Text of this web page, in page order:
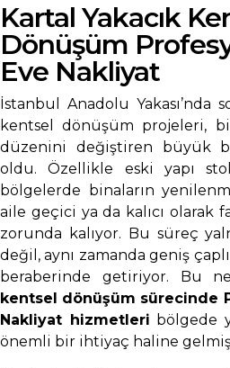
Kartal Yakacık
Dönüşüm
Eve Nakliyat
İstanbul Anadolu Yakası’nda
kentsel dönüşüm projeleri,
düzenini değiştiren büyük
oldu. Özellikle eski yapı
bölgelerde binaların
aile geçici ya da kalıcı olarak
zorunda kalıyor. Bu süreç
değil, aynı zamanda geniş
beraberinde getiriyor. Bu
kentsel dönüşüm sürecinde
Nakliyat hizmetleri bölgede
önemli bir ihtiyaç haline